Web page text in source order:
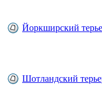
Йоркширский
Шотландский